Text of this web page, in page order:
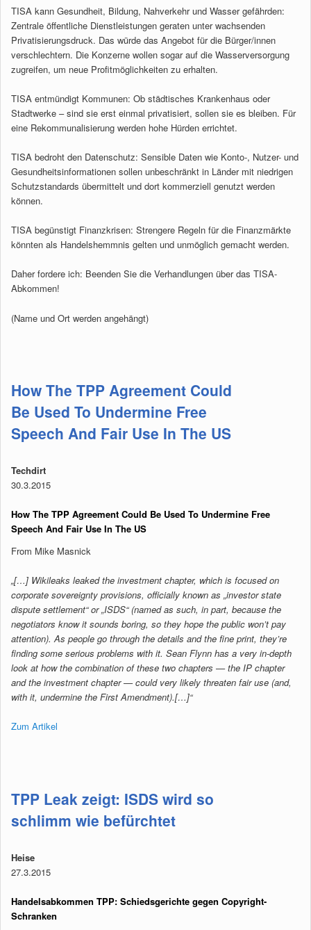
TISA kann Gesundheit, Bildung, Nahverkehr und Wasser gefährden:
Zentrale öffentliche Dienstleistungen geraten unter wachsenden
Privatisierungsdruck. Das würde das Angebot für die Bürger/innen
verschlechtern. Die Konzerne wollen sogar auf die Wasserversorgung
zugreifen, um neue Profitmöglichkeiten zu erhalten.
TISA entmündigt Kommunen: Ob städtisches Krankenhaus oder
Stadtwerke – sind sie erst einmal privatisiert, sollen sie es bleiben. Für
eine Rekommunalisierung werden hohe Hürden errichtet.
TISA bedroht den Datenschutz: Sensible Daten wie Konto-, Nutzer- und
Gesundheitsinformationen sollen unbeschränkt in Länder mit niedrigen
Schutzstandards übermittelt und dort kommerziell genutzt werden
können.
TISA begünstigt Finanzkrisen: Strengere Regeln für die Finanzmärkte
könnten als Handelshemmnis gelten und unmöglich gemacht werden.
Daher fordere ich: Beenden Sie die Verhandlungen über das TISA-
Abkommen!
(Name und Ort werden angehängt)
How The TPP Agreement Could
Be Used To Undermine Free
Speech And Fair Use In The US
Techdirt
30.3.2015
How The TPP Agreement Could Be Used To Undermine Free
Speech And Fair Use In The US
From Mike Masnick
„[…] Wikileaks leaked the investment chapter, which is focused on
corporate sovereignty provisions, officially known as „investor state
dispute settlement“ or „ISDS“ (named as such, in part, because the
negotiators know it sounds boring, so they hope the public won’t pay
attention). As people go through the details and the fine print, they’re
finding some serious problems with it. Sean Flynn has a very in-depth
look at how the combination of these two chapters — the IP chapter
and the investment chapter — could very likely threaten fair use (and,
with it, undermine the First Amendment).[…]“
Zum Artikel
TPP Leak zeigt: ISDS wird so
schlimm wie befürchtet
Heise
27.3.2015
Handelsabkommen TPP: Schiedsgerichte gegen Copyright-
Schranken